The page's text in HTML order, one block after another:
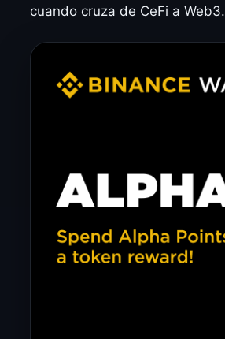
cuando cruza de CeFi a Web3.